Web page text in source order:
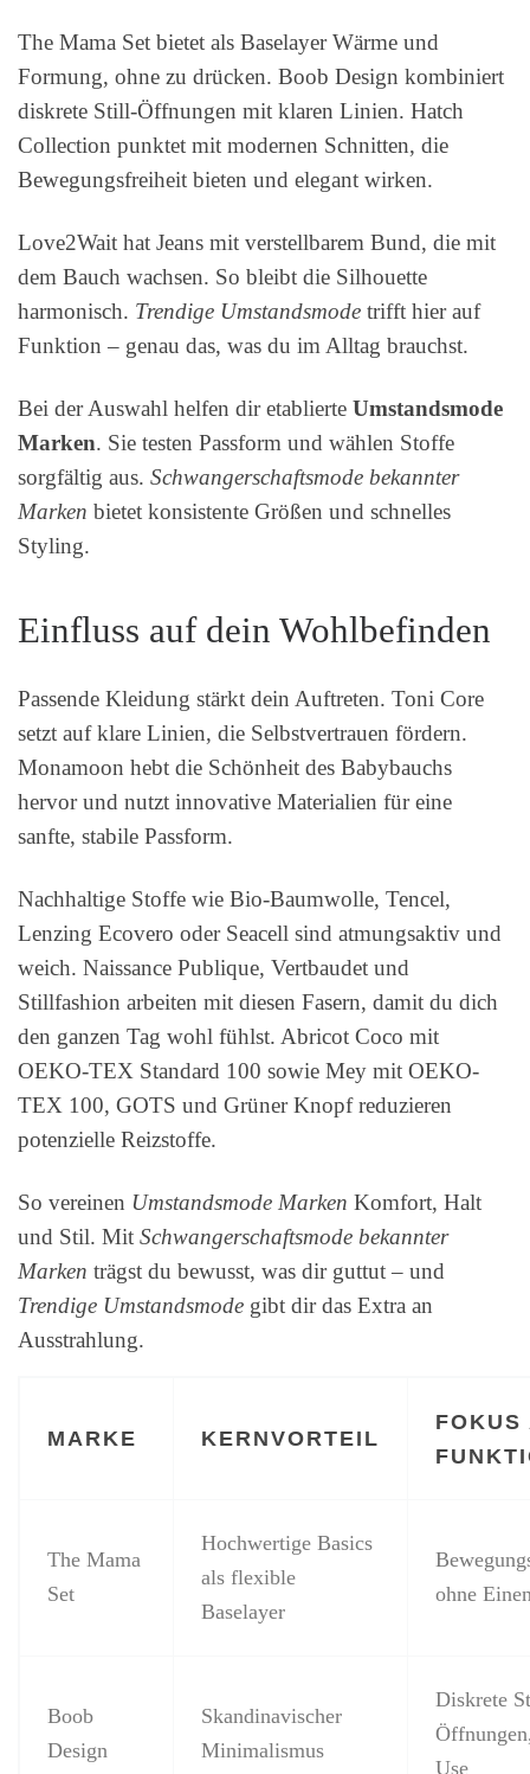
The Mama Set bietet als Baselayer Wärme und
Formung, ohne zu drücken. Boob Design kombiniert
diskrete Still-Öffnungen mit klaren Linien. Hatch
Collection punktet mit modernen Schnitten, die
Bewegungsfreiheit bieten und elegant wirken.
Love2Wait hat Jeans mit verstellbarem Bund, die mit
dem Bauch wachsen. So bleibt die Silhouette
harmonisch. Trendige Umstandsmode trifft hier auf
Funktion – genau das, was du im Alltag brauchst.
Bei der Auswahl helfen dir etablierte Umstandsmode
Marken. Sie testen Passform und wählen Stoffe
sorgfältig aus. Schwangerschaftsmode bekannter
Marken bietet konsistente Größen und schnelles
Styling.
Einfluss auf dein Wohlbefinden
Passende Kleidung stärkt dein Auftreten. Toni Core
setzt auf klare Linien, die Selbstvertrauen fördern.
Monamoon hebt die Schönheit des Babybauchs
hervor und nutzt innovative Materialien für eine
sanfte, stabile Passform.
Nachhaltige Stoffe wie Bio-Baumwolle, Tencel,
Lenzing Ecovero oder Seacell sind atmungsaktiv und
weich. Naissance Publique, Vertbaudet und
Stillfashion arbeiten mit diesen Fasern, damit du dich
den ganzen Tag wohl fühlst. Abricot Coco mit
OEKO-TEX Standard 100 sowie Mey mit OEKO-
TEX 100, GOTS und Grüner Knopf reduzieren
potenzielle Reizstoffe.
So vereinen Umstandsmode Marken Komfort, Halt
und Stil. Mit Schwangerschaftsmode bekannter
Marken trägst du bewusst, was dir guttut – und
Trendige Umstandsmode gibt dir das Extra an
Ausstrahlung.
MARKE KERNVORTEIL
FOKUS
The Mama
Set
Hochwertige Basics
als flexible
Baselayer
ohne
Boob
Design
Skandinavischer
Minimalismus
Diskrete
Use